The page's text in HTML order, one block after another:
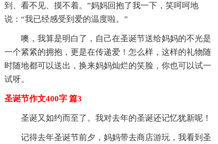
到、看不见、摸不着。”妈妈回抱了我一下，笑呵呵地
说：“我已经感受到爱的温度啦。”
噢，我算是明白了，自己在圣诞节送给妈妈的不光是
一个紧紧的拥抱，更是在传递爱！怎么样，这样的礼物随
时随地都可以送出，换来妈妈灿烂的笑脸，你也可以试一
试呀。
圣诞节作文400字 篇3
圣诞又如约而至了。我对去年的圣诞还记忆犹新呢！
记得去年圣诞节前夕，妈妈带去商店游玩，我看到圣